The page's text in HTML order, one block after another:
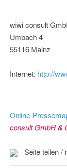
wiwi consult
Umbach 4
55116 Mainz
Internet: http://
Online-
consult GmbH &
Seite teilen /